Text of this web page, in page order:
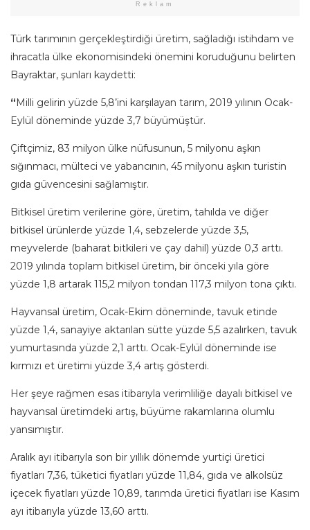
Reklam
Türk tarımının gerçekleştirdiği üretim, sağladığı istihdam ve
ihracatla ülke ekonomisindeki önemini koruduğunu belirten
Bayraktar, şunları kaydetti:
“ Milli gelirin yüzde 5,8’ini karşılayan tarım, 2019 yılının Ocak-
Eylül döneminde yüzde 3,7 büyümüştür.
Çiftçimiz, 83 milyon ülke nüfusunun, 5 milyonu aşkın
sığınmacı, mülteci ve yabancının, 45 milyonu aşkın turistin
gıda güvencesini sağlamıştır.
Bitkisel üretim verilerine göre, üretim, tahılda ve diğer
bitkisel ürünlerde yüzde 1,4, sebzelerde yüzde 3,5,
meyvelerde (baharat bitkileri ve çay dahil) yüzde 0,3 arttı.
2019 yılında toplam bitkisel üretim, bir önceki yıla göre
yüzde 1,8 artarak 115,2 milyon tondan 117,3 milyon tona çıktı.
Hayvansal üretim, Ocak-Ekim döneminde, tavuk etinde
yüzde 1,4, sanayiye aktarılan sütte yüzde 5,5 azalırken, tavuk
yumurtasında yüzde 2,1 arttı. Ocak-Eylül döneminde ise
kırmızı et üretimi yüzde 3,4 artış gösterdi.
Her şeye rağmen esas itibarıyla verimliliğe dayalı bitkisel ve
hayvansal üretimdeki artış, büyüme rakamlarına olumlu
yansımıştır.
Aralık ayı itibarıyla son bir yıllık dönemde yurtiçi üretici
fiyatları 7,36, tüketici fiyatları yüzde 11,84, gıda ve alkolsüz
içecek fiyatları yüzde 10,89, tarımda üretici fiyatları ise Kasım
ayı itibarıyla yüzde 13,60 arttı.